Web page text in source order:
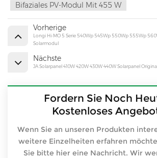
Bifaziales PV-Modul Mit 455 W
Vorherige
Longi Hi-MO 5 Serie 540Wp 545Wp 550Wp 555Wp
Solarmodul
Nächste
JA Solarpanel 410W 420W 430W 440W Solarpanel
Fordern Sie Noch
Kostenloses
Wenn Sie an unseren Produkten
weitere Einzelheiten erfahren
Sie bitte hier eine Nachricht. Wir